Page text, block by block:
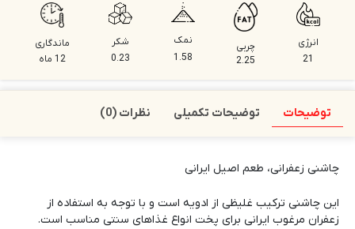
انرژی
21
چربی
2.25
نمک
1.58
شکر
0.23
ماندگاری
12 ماه
توضیحات توضیحات تکمیلی نظرات (0)
چاشنی زعفرانی، طعم اصیل ایرانی
این چاشنی ترکیب غلیظی از ادویه است و با توجه به استفاده از
زعفران مرغوب ایرانی برای پخت انواع غذاهای سنتی مناسب است.